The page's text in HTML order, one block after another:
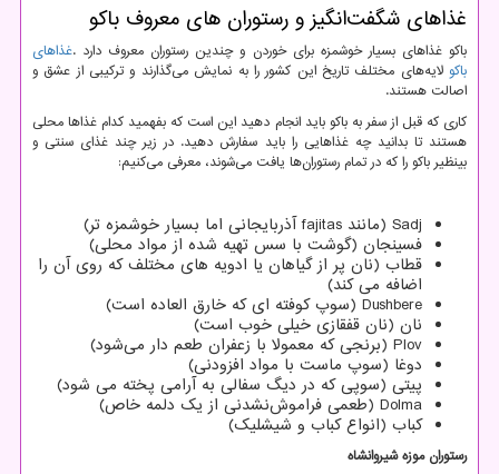
غذاهای شگفت‌انگیز و رستوران‌ های معروف باکو
باکو غذاهای بسیار خوشمزه برای خوردن و چندین رستوران معروف دارد .غذاهای
باکو لایه‌های مختلف تاریخ این کشور را به نمایش می‌گذارند و ترکیبی از عشق و
اصالت هستند.
کاری که قبل از سفر به باکو باید انجام دهید این است که بفهمید کدام غذاها محلی
هستند تا بدانید چه غذاهایی را باید سفارش دهید. در زیر چند غذای سنتی و
بینظیر باکو را که در تمام رستوران‌ها یافت می‌شوند، معرفی می‌کنیم:
Sadj (مانند fajitasآذربایجانی اما بسیار خوشمزه تر)
فسینجان (گوشت با سس تهیه شده از مواد محلی)
قطاب (نان پر از گیاهان یا ادویه های مختلف که روی آن را
اضافه می کند)
Dushbere (سوپ کوفته ای که خارق العاده است)
نان (نان قفقازی خیلی خوب است)
Plov (برنجی که معمولا با زعفران طعم دار می‌شود)
دوغا (سوپ ماست با مواد افزودنی)
پیتی (سوپی که در دیگ سفالی به آرامی پخته می شود)
Dolma (طعمی فراموش‌نشدنی از یک دلمه خاص)
کباب (انواع کباب و شیشلیک)
رستوران موزه شیروانشاه